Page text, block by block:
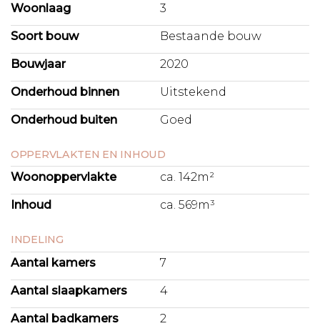
Woonlaag 3
Soort bouw Bestaande bouw
Bouwjaar 2020
Onderhoud binnen Uitstekend
Onderhoud buiten Goed
OPPERVLAKTEN EN INHOUD
Woonoppervlakte ca. 142m²
Inhoud ca. 569m³
INDELING
Aantal kamers 7
Aantal slaapkamers 4
Aantal badkamers 2